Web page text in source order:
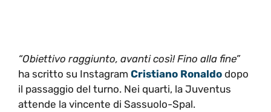
“Obiettivo raggiunto, avanti così! Fino alla fine”
ha scritto su Instagram Cristiano Ronaldo dopo
il passaggio del turno. Nei quarti, la Juventus
attende la vincente di Sassuolo-Spal.